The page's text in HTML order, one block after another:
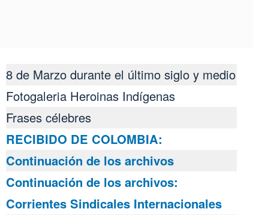
archivos:
8 de Marzo durante el último siglo y medio
Fotogaleria Heroinas Indígenas
Frases célebres
RECIBIDO DE COLOMBIA:
Continuación de los archivos
Continuación de los archivos:
Corrientes Sindicales Internacionales